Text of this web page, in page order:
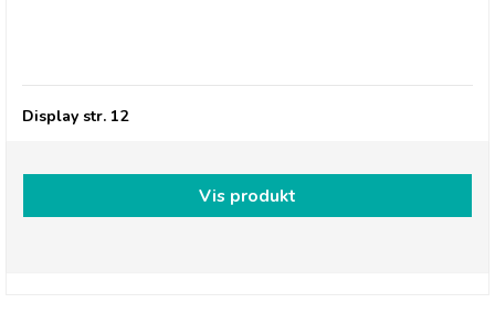
Display str. 12
Vis produkt